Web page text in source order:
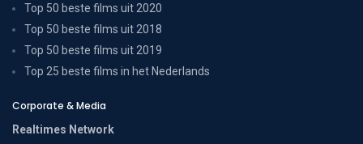
Top 50 beste films uit 2020
Top 50 beste films uit 2018
Top 50 beste films uit 2019
Top 25 beste films in het Nederlands
Corporate & Media
Realtimes Network